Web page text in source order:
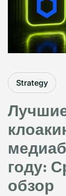
Strategy
году:
обзор